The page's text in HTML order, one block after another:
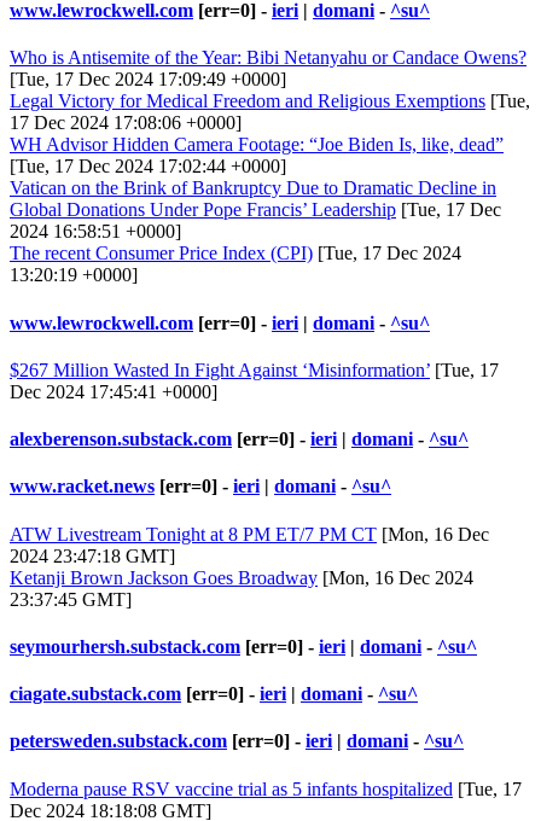
www.lewrockwell.com [err=0] - ieri | domani - ^su^
Who is Antisemite of the Year: Bibi Netanyahu or Candace Owens?
[Tue, 17 Dec 2024 17:09:49 +0000]
Legal Victory for Medical Freedom and Religious Exemptions [Tue,
17 Dec 2024 17:08:06 +0000]
WH Advisor Hidden Camera Footage: “Joe Biden Is, like, dead”
[Tue, 17 Dec 2024 17:02:44 +0000]
Vatican on the Brink of Bankruptcy Due to Dramatic Decline in
Global Donations Under Pope Francis’ Leadership [Tue, 17 Dec
2024 16:58:51 +0000]
The recent Consumer Price Index (CPI) [Tue, 17 Dec 2024
13:20:19 +0000]
www.lewrockwell.com [err=0] - ieri | domani - ^su^
$267 Million Wasted In Fight Against ‘Misinformation’ [Tue, 17
Dec 2024 17:45:41 +0000]
alexberenson.substack.com [err=0] - ieri | domani - ^su^
www.racket.news [err=0] - ieri | domani - ^su^
ATW Livestream Tonight at 8 PM ET/7 PM CT [Mon, 16 Dec
2024 23:47:18 GMT]
Ketanji Brown Jackson Goes Broadway [Mon, 16 Dec 2024
23:37:45 GMT]
seymourhersh.substack.com [err=0] - ieri | domani - ^su^
ciagate.substack.com [err=0] - ieri | domani - ^su^
petersweden.substack.com [err=0] - ieri| domani- ^su^
Moderna pause RSV vaccine trial as 5 infants hospitalized [Tue, 17
Dec 2024 18:18:08 GMT]